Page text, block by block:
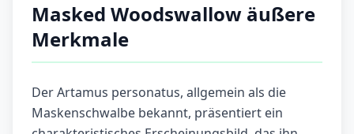
Masked Woodswallow äußere
Merkmale
Der Artamus personatus, allgemein als die
Maskenschwalbe bekannt, präsentiert ein